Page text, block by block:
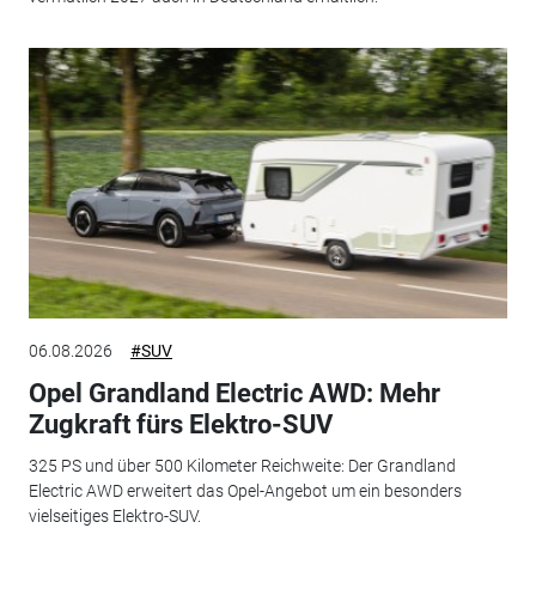
06.08.2026 #SUV
Opel Grandland Electric AWD: Mehr
Zugkraft fürs Elektro-SUV
325 PS und über 500 Kilometer Reichweite: Der Grandland
Electric AWD erweitert das Opel-Angebot um ein besonders
vielseitiges Elektro-SUV.